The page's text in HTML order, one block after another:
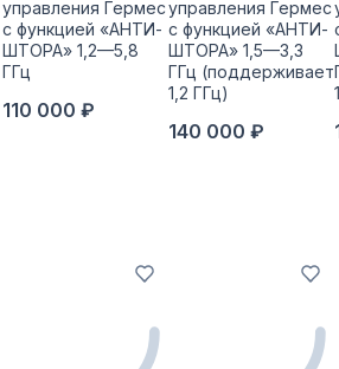
управления Гермес
с функцией «АНТИ-
ШТОРА» 1,2—5,8
ГГц
110 000 ₽
управления Гермес
с функцией «АНТИ-
ШТОРА» 1,5—3,3
ГГц (поддерживает
1,2 ГГц)
140 000 ₽